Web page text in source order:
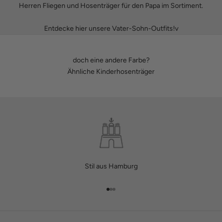
Herren Fliegen und Hosenträgerfür den Papa im Sortiment.
Entdecke hier unsere Vater-Sohn-Outfits!v
doch eine andere Farbe?
Ähnliche Kinderhosenträger
Stil aus Hamburg
Gehe zu Element 1
Gehe zu Element 2
Gehe zu Element 3